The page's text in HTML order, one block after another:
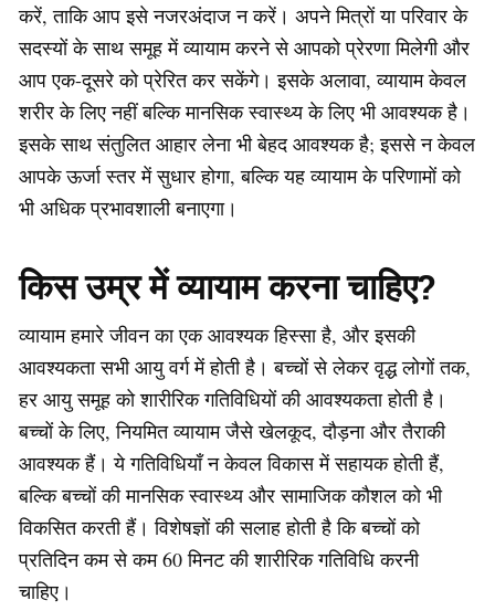
करें, ताकि आप इसे नजरअंदाज न करें। अपने मित्रों या परिवार के
सदस्यों के साथ समूह में व्यायाम करने से आपको प्रेरणा मिलेगी और
आप एक-दूसरे को प्रेरित कर सकेंगे। इसके अलावा, व्यायाम केवल
शरीर के लिए नहीं बल्कि मानसिक स्वास्थ्य के लिए भी आवश्यक है।
इसके साथ संतुलित आहार लेना भी बेहद आवश्यक है; इससे न केवल
आपके ऊर्जा स्तर में सुधार होगा, बल्कि यह व्यायाम के परिणामों को
भी अधिक प्रभावशाली बनाएगा।
किस उम्र में व्यायाम करना चाहिए?
व्यायाम हमारे जीवन का एक आवश्यक हिस्सा है, और इसकी
आवश्यकता सभी आयु वर्ग में होती है। बच्चों से लेकर वृद्ध लोगों तक,
हर आयु समूह को शारीरिक गतिविधियों की आवश्यकता होती है।
बच्चों के लिए, नियमित व्यायाम जैसे खेलकूद, दौड़ना और तैराकी
आवश्यक हैं। ये गतिविधियाँ न केवल विकास में सहायक होती हैं,
बल्कि बच्चों की मानसिक स्वास्थ्य और सामाजिक कौशल को भी
विकसित करती हैं। विशेषज्ञों की सलाह होती है कि बच्चों को
प्रतिदिन कम से कम 60 मिनट की शारीरिक गतिविधि करनी
चाहिए।